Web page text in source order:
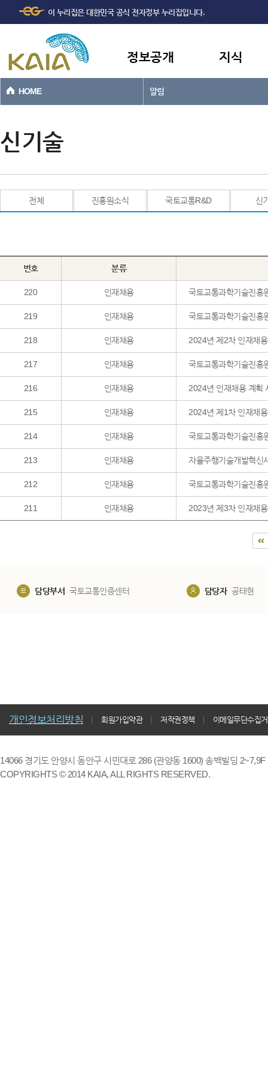
본문바로가기
이 누리집은 대한민국 공식 전자정부 누리집입니다.
정보공개 지식
HOME 알림
신기술
전체 진흥원소식 국토교통R&D 신
번호 분류
220 인재채용 국토교통과학기술진흥
219 인재채용 국토교통과학기술진흥
218 인재채용 2024년 제2차 인재채
217 인재채용 국토교통과학기술진흥
216 인재채용 2024년 인재채용 계획
215 인재채용 2024년 제1차 인재채
214 인재채용 국토교통과학기술진흥
213 인재채용 자율주행기술개발혁신
212 인재채용 국토교통과학기술진흥
211 인재채용 2023년 제3차 인재채
담당부서 국토교통인증센터 담당자 공태현
개인정보처리방침 회원가입약관 저작권정책 이메일무단수집
14066 경기도 안양시 동안구 시민대로 286 (관양동 1600) 송백빌딩
COPYRIGHTS © 2014 KAIA, ALL RIGHTS RESERVED.